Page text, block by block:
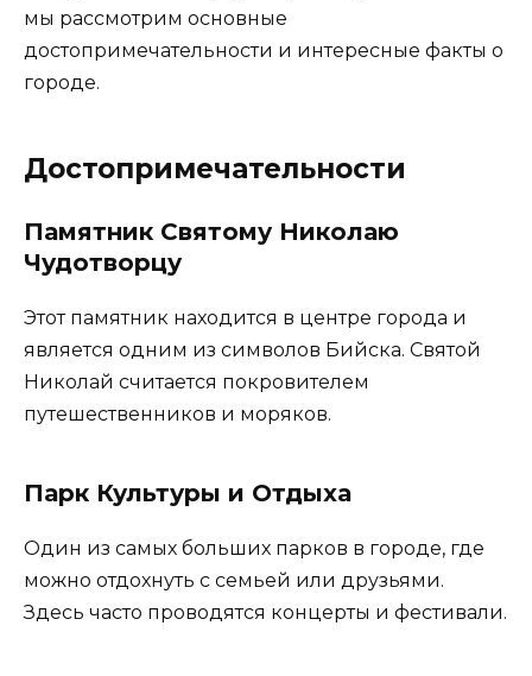
мы рассмотрим основные
достопримечательности и интересные факты о
городе.
Достопримечательности
Памятник Святому Николаю
Чудотворцу
Этот памятник находится в центре города и
является одним из символов Бийска. Святой
Николай считается покровителем
путешественников и моряков.
Парк Культуры и Отдыха
Один из самых больших парков в городе, где
можно отдохнуть с семьей или друзьями.
Здесь часто проводятся концерты и фестивали.